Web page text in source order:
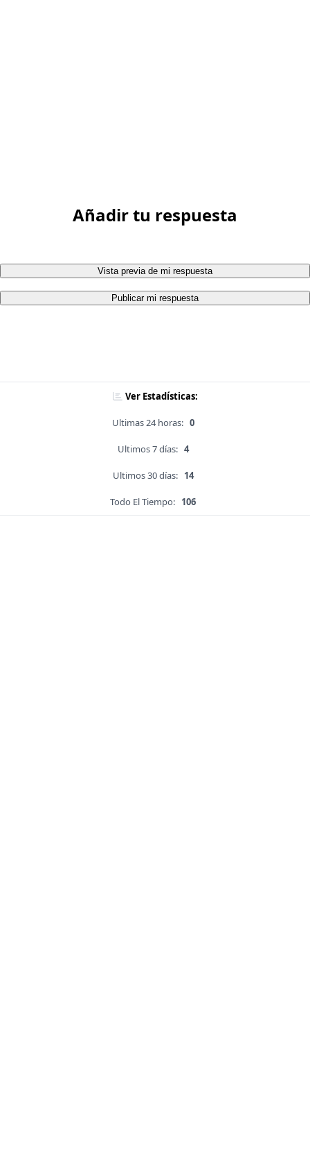
Añadir tu respuesta
Vista previa de mi respuesta
Publicar mi respuesta
Ver Estadísticas:
Ultimas 24 horas: 0
Ultimos 7 días: 4
Ultimos 30 días: 14
Todo El Tiempo: 106